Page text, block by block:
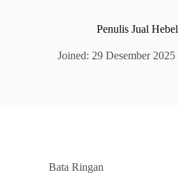
Penulis Jual Hebel
Joined: 29 Desember 2025
Bata Ringan